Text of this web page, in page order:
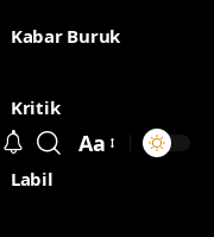
Kabar Buruk
Kritik
Labil
Aa